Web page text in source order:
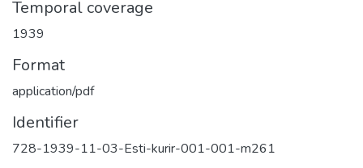
Temporal coverage
1939
Format
application/pdf
Identifier
728-1939-11-03-Esti-kurir-001-001-m261